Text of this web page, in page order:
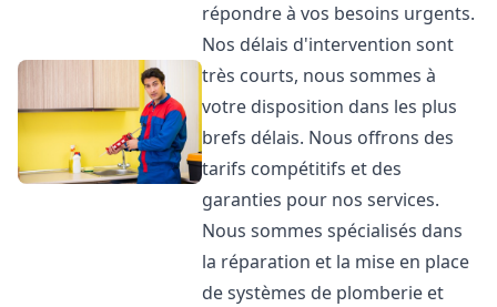
répondre à vos besoins urgents.
Nos délais d'intervention sont
très courts, nous sommes à
votre disposition dans les plus
brefs délais. Nous offrons des
tarifs compétitifs et des
garanties pour nos services.
Nous sommes spécialisés dans
la réparation et la mise en place
de systèmes de plomberie et